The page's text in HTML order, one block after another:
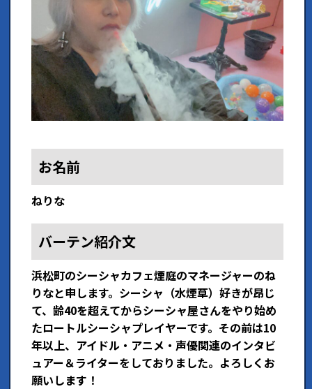
お名前
ねりな
バーテン紹介文
浜松町のシーシャカフェ煙庭のマネージャーのね
りなと申します。シーシャ（水煙草）好きが昂じ
て、齢40を超えてからシーシャ屋さんをやり始め
たロートルシーシャプレイヤーです。その前は10
年以上、アイドル・アニメ・声優関連のインタビ
ュアー＆ライターをしておりました。よろしくお
願いします！